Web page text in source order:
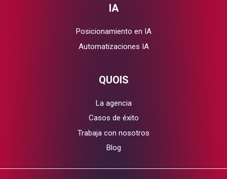
IA
Posicionamiento en IA
Automatizaciones IA
QUOIS
La agencia
Casos de éxito
Trabaja con nosotros
Blog